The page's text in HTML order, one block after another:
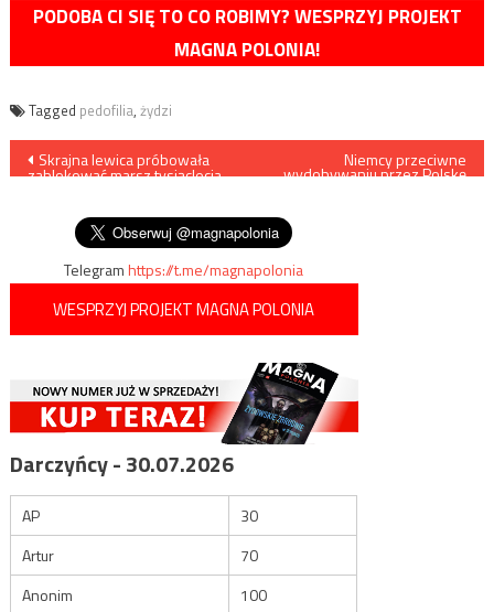
PODOBA CI SIĘ TO CO ROBIMY? WESPRZYJ PROJEKT
MAGNA POLONIA!
Tagged pedofilia, żydzi
Nawigacja
Skrajna lewica próbowała
zablokować marsz tysiąclecia
Niemcy przeciwne
wydobywaniu przez Polskę
Telegramhttps://t.me/magnapolonia
WESPRZYJ PROJEKT MAGNA POLONIA
Darczyńcy - 30.07.2026
AP
30
Artur
70
Anonim
100